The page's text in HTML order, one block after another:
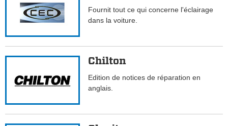
Fournit tout ce qui concerne l'éclairage
dans la voiture.
Chilton
Edition de notices de réparation en
anglais.